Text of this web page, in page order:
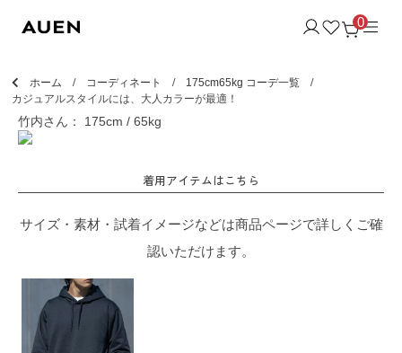
0
ホーム コーディネート
175cm65kg コーデ一覧
カジュアルスタイルには、大人カラーが最適！
竹内さん： 175cm / 65kg
着用アイテムはこちら
サイズ・素材・試着イメージなどは商品ページで詳しくご確
認いただけます。